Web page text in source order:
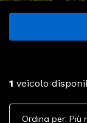
1 veicolo